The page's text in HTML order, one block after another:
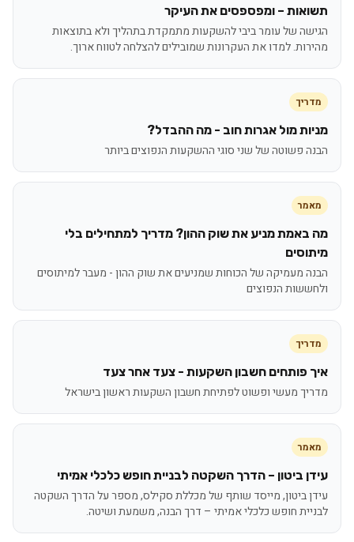
תשואות – ומפספסים את העיקר
הגישה של עומר ביבי להשקעות מתמקדת בתהליך ולא בתוצאות
מהירות. למדו את העקרונות שמובילים להצלחה לטווח ארוך.
מדריך
מניות מול אגרות חוב - מה ההבדל?
הבנה פשוטה של שני סוגי ההשקעות הנפוצים ביותר
מאמר
מה באמת מניע את שוק ההון? מדריך למתחילים בלי
מיתוסים
הבנה מעמיקה של הכוחות שמניעים את שוק ההון - מעבר למיתוסים
ולחששות הנפוצים
מדריך
איך פותחים חשבון השקעות - צעד אחר צעד
מדריך מעשי ופשוט לפתיחת חשבון השקעות ראשון בישראל
מאמר
עידן ביטון – הדרך השקטה לבניית חופש כלכלי אמיתי
עידן ביטון, מייסד שותף של מכללת סקילס, מספר על הדרך השקטה
לבניית חופש כלכלי אמיתי – דרך הבנה, משמעת ושיטה.